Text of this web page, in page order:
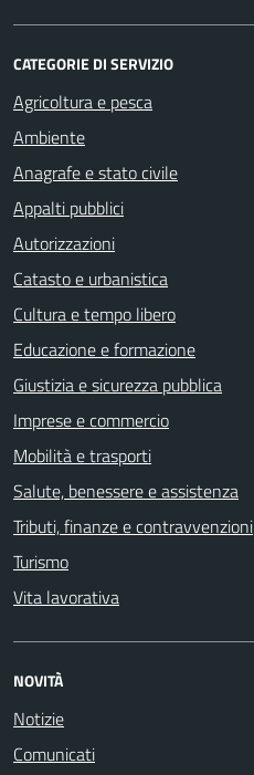
CATEGORIE DI SERVIZIO
Agricoltura e pesca
Ambiente
Anagrafe e stato civile
Appalti pubblici
Autorizzazioni
Catasto e urbanistica
Cultura e tempo libero
Educazione e formazione
Giustizia e sicurezza pubblica
Imprese e commercio
Mobilità e trasporti
Salute, benessere e assistenza
Tributi, finanze e contravvenzioni
Turismo
Vita lavorativa
NOVITÀ
Notizie
Comunicati